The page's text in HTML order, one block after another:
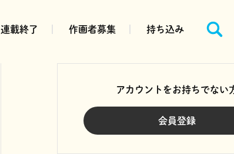
連載終了 作画者募集 持ち込み
アカウントをお持ちでない
会員登録